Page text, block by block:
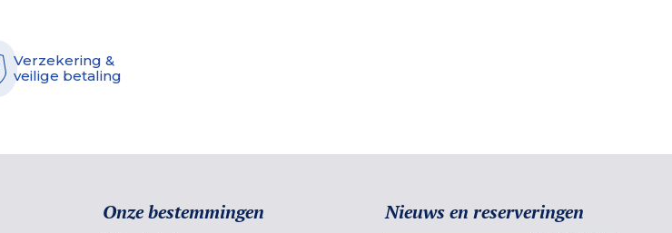
Verzekering &
veilige betaling
Onze bestemmingen Nieuws en reserveringen